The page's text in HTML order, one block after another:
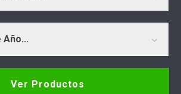
Año...
Ver Productos